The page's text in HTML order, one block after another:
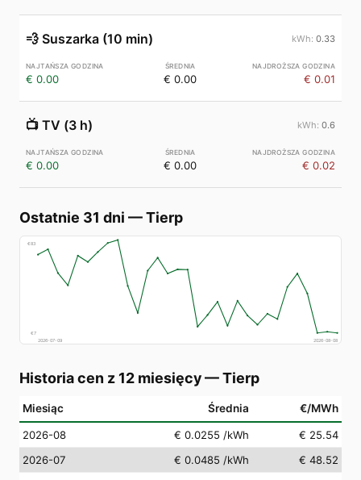
💨 Suszarka (10 min) 0.33
€ 0.00 € 0.00 € 0.01
📺 TV (3 h) 0.6
€ 0.00 € 0.00 € 0.02
Ostatnie 31 dni —Tierp
€83
€7
2026-07-09
2026-08-08
Historia cen z 12 miesięcy—Tierp
Miesiąc Średnia €/MWh
2026-08 € 0.0255 /kWh
€ 25.54
2026-07
€ 0.0485 /kWh
€ 48.52